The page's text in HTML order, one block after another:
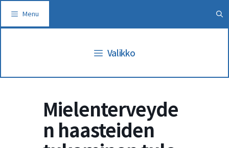
sisältöön
Menu
Valikko
Mielenterveyde
n haasteiden